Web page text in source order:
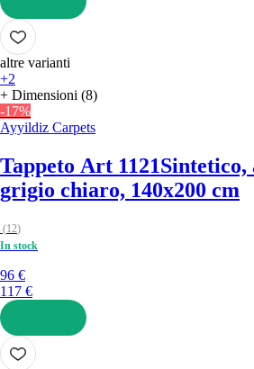
AGGIUNGI
altre varianti
+2
+ Dimensioni (8)
-17%
Ayyildiz Carpets
Tappeto Art 1121Sintetico,
grigio chiaro, 140x200 cm
(12)
In stock
96 €
117 €
AGGIUNGI